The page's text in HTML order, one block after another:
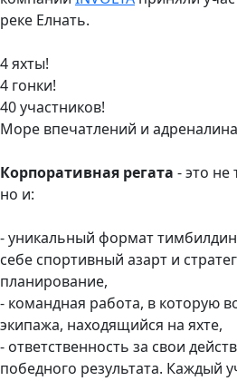
реке Елнать.
4 яхты!
4 гонки!
40 участников!
Море впечатлений и
Корпоративная регата - это не
но и:
- уникальный формат
себе спортивный азарт и
планирование,
- командная работа, в которую
экипажа, находящийся на яхте,
- ответственность за свои
победного результата. Каждый